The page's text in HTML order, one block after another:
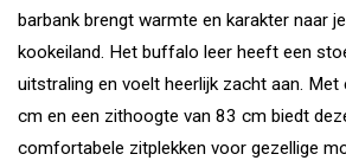
barbank brengt warmte en karakter naar
kookeiland. Het buffalo leer heeft een
uitstraling en voelt heerlijk zacht aan. Met
cm en een zithoogte van 83 cm biedt
comfortabele zitplekken voor gezellige